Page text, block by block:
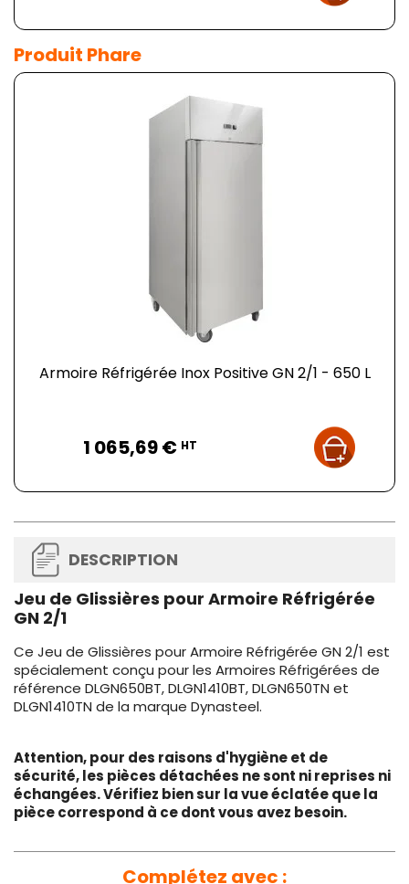
Produit Phare
Armoire Réfrigérée Inox Positive GN 2/1 - 650 L
1 065,69 € HT
DESCRIPTION
Jeu de Glissières pour Armoire Réfrigérée
GN 2/1
Ce Jeu de Glissières pour Armoire Réfrigérée GN 2/1 est
spécialement conçu pour les Armoires Réfrigérées de
référence DLGN650BT, DLGN1410BT, DLGN650TN et
DLGN1410TN de la marque Dynasteel.
Attention, pour des raisons d'hygiène et de
sécurité, les pièces détachées ne sont ni reprises ni
échangées. Vérifiez bien sur la vue éclatée que la
pièce correspond à ce dont vous avez besoin.
Complétez avec :